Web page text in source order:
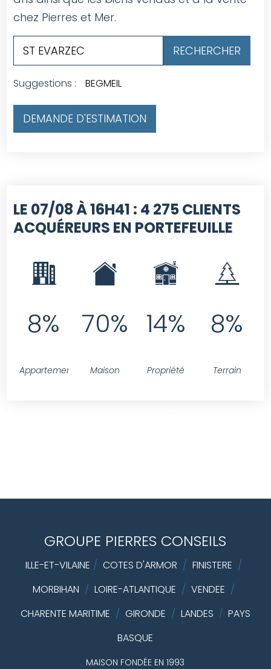
chez Pierres et Mer.
Suggestions : BEGMEIL
DEMANDE D'ESTIMATION
LE 07/08 À 16H41 : 4 275 CLIENTS
ACQUÉREURS EN PORTEFEUILLE
8%
Appartement
70%
Maison
14%
Propriété
8%
Terrain
GROUPE PIERRES CONSEILS
ILLE-ET-VILAINE / COTES D'ARMOR / FINISTERE /
MORBIHAN / LOIRE-ATLANTIQUE / VENDEE /
CHARENTE MARITIME / GIRONDE / LANDES / PAYS
BASQUE
MAISON FONDÉE EN 1993